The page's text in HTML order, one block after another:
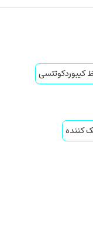
کیبوردکوتتسی
کننده